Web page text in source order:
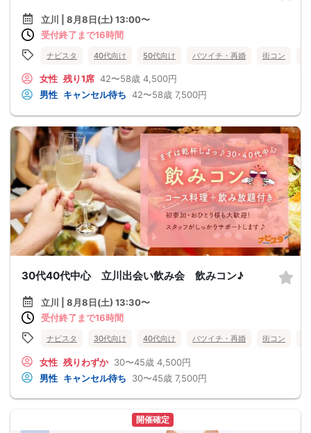
立川 | 8月8日(土) 13:00〜
受付終了まで16時間
ナビスタ 40代向け 50代向け バツイチ・再婚 街コン
女性 残り1席 42〜58歳 4,500円
男性 キャンセル待ち 42〜58歳 7,500円
30代40代中心 立川出会い飲み会 飲みコン♪
立川 | 8月8日(土) 13:30〜
受付終了まで16時間
ナビスタ 30代向け 40代向け バツイチ・再婚 街コン
女性 残りわずか 30〜45歳 4,500円
男性 キャンセル待ち 30〜45歳 7,500円
開催確定